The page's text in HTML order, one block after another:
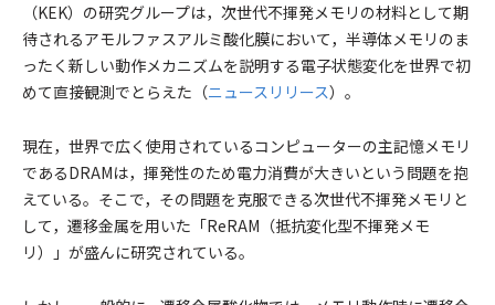
（KEK）の研究グループは，次世代不揮発メモリの材料として期
待されるアモルファスアルミ酸化膜において，半導体メモリのま
ったく新しい動作メカニズムを説明する電子状態変化を世界で初
めて直接観測でとらえた（ニュースリリース）。
現在，世界で広く使用されているコンピューターの主記憶メモリ
であるDRAMは，揮発性のため電力消費が大きいという問題を抱
えている。そこで，その問題を克服できる次世代不揮発メモリと
して，遷移金属を用いた「ReRAM（抵抗変化型不揮発メモ
リ）」が盛んに研究されている。